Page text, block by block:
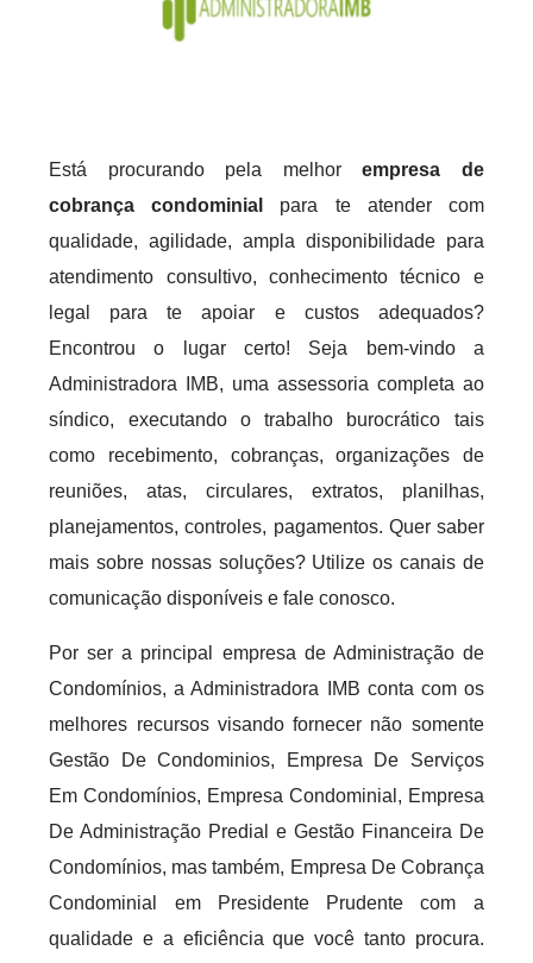
Está procurando pela melhorempresa de
cobrança condominial
para te atender com
qualidade, agilidade, ampla disponibilidade para
atendimento consultivo, conhecimento técnico e
legal para te apoiar e custos adequados?
Encontrou o lugar certo! Seja bem-vindo a
Administradora IMB, uma assessoria completa ao
síndico, executando o trabalho burocrático tais
como recebimento, cobranças, organizações de
reuniões, atas, circulares, extratos, planilhas,
planejamentos, controles, pagamentos. Quer saber
mais sobre nossas soluções? Utilize os canais de
comunicação disponíveis e fale conosco.
Por ser a principal empresa de Administração de
Condomínios, a Administradora IMB conta com os
melhores recursos visando fornecer não somente
Gestão De Condominios, Empresa De Serviços
Em Condomínios, Empresa Condominial, Empresa
De Administração Predial e Gestão Financeira De
Condomínios, mas também, Empresa De Cobrança
Condominial em Presidente Prudente com a
qualidade e a eficiência que você tanto procura.